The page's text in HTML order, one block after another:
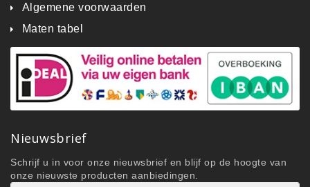
Algemene voorwaarden
Maten tabel
Nieuwsbrief
Schrijf u in voor onze nieuwsbrief en blijf op de hoogte van
onze nieuwste producten aanbiedingen.